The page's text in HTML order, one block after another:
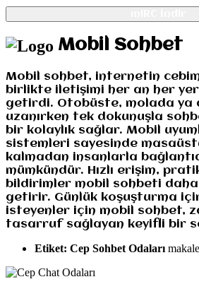
Mobil Sohbet
Mobil sohbet, internetin
birlikte iletişimi her an her
getirdi. Otobüste, molada ya
uzanırken tek dokunuşla
bir kolaylık sağlar. Mobil
sistemleri sayesinde
kalmadan insanlarla
mümkündür. Hızlı erişim,
bildirimler mobil sohbeti
getirir. Günlük koşuşturma
isteyenler için mobil sohbet,
tasarruf sağlayan keyifli bir
Etiket: Cep Sohbet Odaları